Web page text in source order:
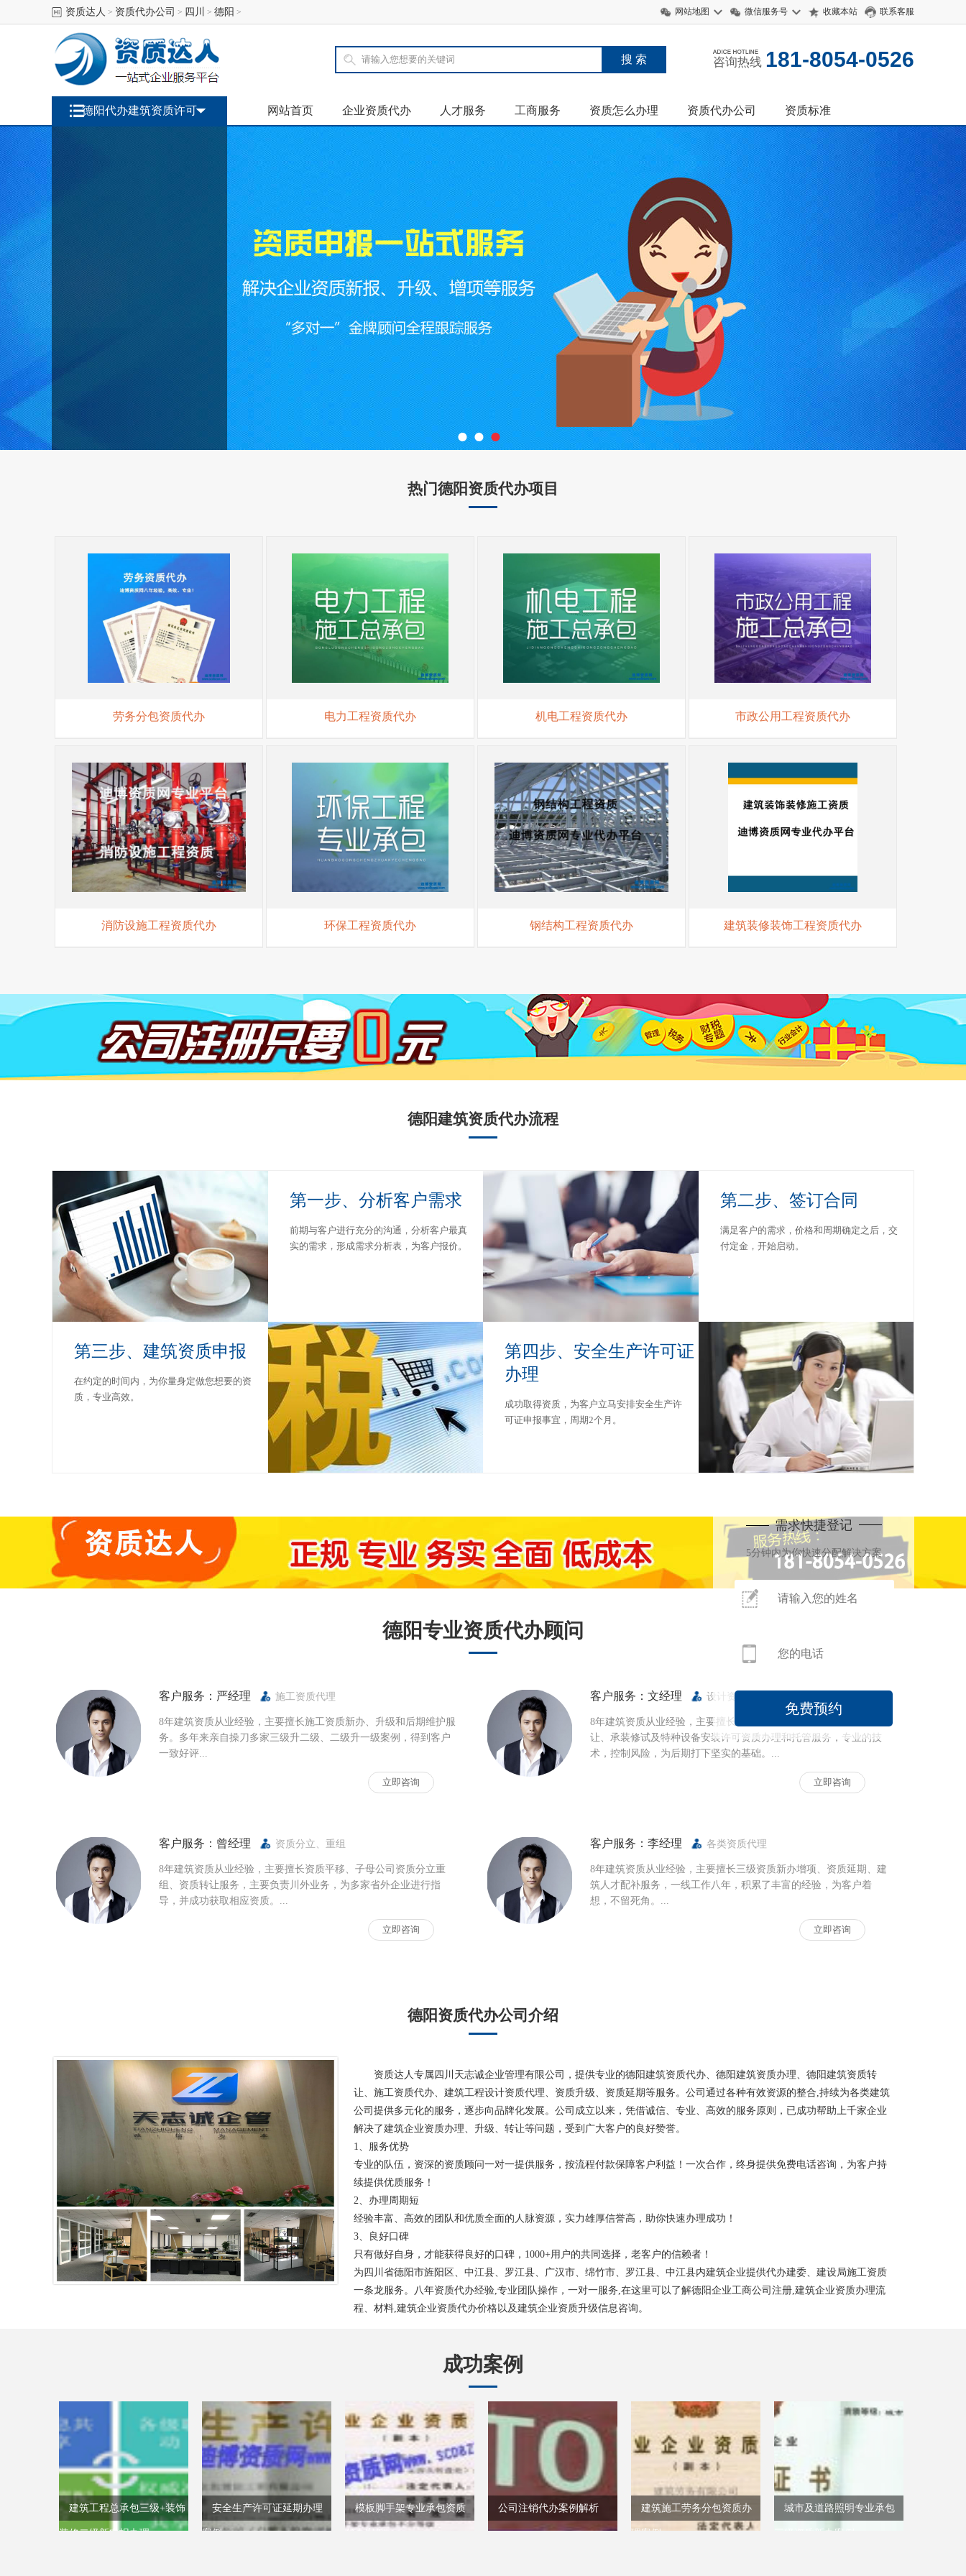
资质达人 > 资质代办公司 > 四川 > 德阳 > 网站地图 微信服务号 收藏本站 联系客服
咨询热线 181-8054-0526
网站首页 企业资质代办 人才服务 工商服务 资质怎么办理 资质代办公司 资质标准
德阳代办建筑资质许可
需求快捷登记
5分钟内为你快速分配解决方案
● ● ●
热门德阳资质代办项目
劳务分包资质代办 电力工程资质代办 机电工程资质代办 市政公用工程资质代办
消防设施工程资质代办 环保工程资质代办 钢结构工程资质代办 建筑装修装饰工程资质代办
德阳建筑资质代办流程
第一步、分析客户需求
前期与客户进行充分的沟通，分析客户最真
实的需求，形成需求分析表，为客户报价。
第二步、签订合同
满足客户的需求，价格和周期确定之后，交
付定金，开始启动。
第三步、建筑资质申报
在约定的时间内，为你量身定做您想要的资
质，专业高效。
第四步、安全生产许可证
办理
成功取得资质，为客户立马安排安全生产许
可证申报事宜，周期2个月。
德阳专业资质代办顾问
客户服务：严经理 施工资质代理
8年建筑资质从业经验，主要擅长施工资质新办、升级和后期维护服
务。多年来亲自操刀多家三级升二级、二级升一级案例，得到客户
一致好评...
立即咨询
客户服务：文经理 设计资质代理
8年建筑资质从业经验，主要擅长工程设计资质新办、勘察资质转
让、承装修试及特种设备安装许可资质办理和托管服务，专业的技
术，控制风险，为后期打下坚实的基础。...
立即咨询
客户服务：曾经理 资质分立、重组
8年建筑资质从业经验，主要擅长资质平移、子母公司资质分立重
组、资质转让服务，主要负责川外业务，为多家省外企业进行指
导，并成功获取相应资质。...
立即咨询
客户服务：李经理 各类资质代理
8年建筑资质从业经验，主要擅长三级资质新办增项、资质延期、建
筑人才配补服务，一线工作八年，积累了丰富的经验，为客户着
想，不留死角。...
立即咨询
德阳资质代办公司介绍
资质达人专属四川天志诚企业管理有限公司，提供专业的德阳建筑资质代办、德阳建筑资质办理、德阳建筑资质转
让、施工资质代办、建筑工程设计资质代理、资质升级、资质延期等服务。公司通过各种有效资源的整合,持续为各类建筑
公司提供多元化的服务，逐步向品牌化发展。公司成立以来，凭借诚信、专业、高效的服务原则，已成功帮助上千家企业
解决了建筑企业资质办理、升级、转让等问题，受到广大客户的良好赞誉。
1、服务优势
专业的队伍，资深的资质顾问一对一提供服务，按流程付款保障客户利益！一次合作，终身提供免费电话咨询，为客户持
续提供优质服务！
2、办理周期短
经验丰富、高效的团队和优质全面的人脉资源，实力雄厚信誉高，助你快速办理成功！
3、良好口碑
只有做好自身，才能获得良好的口碑，1000+用户的共同选择，老客户的信赖者！
为四川省德阳市旌阳区、中江县、罗江县、广汉市、绵竹市、罗江县、中江县内建筑企业提供代办建委、建设局施工资质
一条龙服务。八年资质代办经验,专业团队操作，一对一服务,在这里可以了解德阳企业工商公司注册,建筑企业资质办理流
程、材料,建筑企业资质代办价格以及建筑企业资质升级信息咨询。
成功案例
建筑工程总承包三级+装饰
装修二级新申报办理
安全生产许可证延期办理
案例
模板脚手架专业承包资质 公司注销代办案例解析 建筑施工劳务分包资质办
理案例
城市及道路照明专业承包
三级资质新办案例